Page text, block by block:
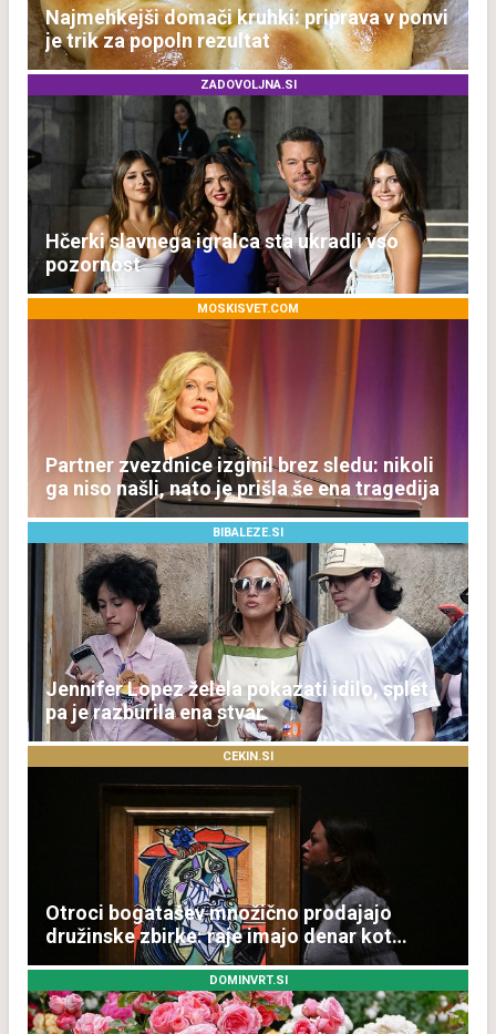
Najmehkejši domači kruhki: priprava v ponvi
je trik za popoln rezultat
ZADOVOLJNA.SI
Hčerki slavnega igralca sta ukradli vso
pozornost
MOSKISVET.COM
Partner zvezdnice izginil brez sledu: nikoli
ga niso našli, nato je prišla še ena tragedija
BIBALEZE.SI
Jennifer Lopez želela pokazati idilo, splet
pa je razburila ena stvar
CEKIN.SI
Otroci bogatašev množično prodajajo
družinske zbirke: raje imajo denar kot
DOMINVRT.SI